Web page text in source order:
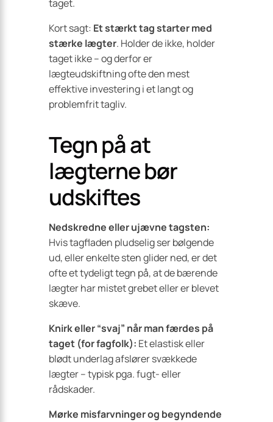
taget.
Kort sagt: Et stærkt tag starter med
stærke lægter. Holder de ikke, holder
taget ikke – og derfor er
lægteudskiftning ofte den mest
effektive investering i et langt og
problemfrit tagliv.
Tegn på at
lægterne bør
udskiftes
Nedskredne eller ujævne tagsten:
Hvis ​tagfladen pludselig ser bølgende
ud, eller enkelte sten glider ned, er det
ofte et tydeligt tegn på, at de bærende
lægter har mistet grebet eller er blevet
skæve.
Knirk eller “svaj” når man færdes på
taget (for fagfolk): Et elastisk eller
blødt underlag afslører svækkede
lægter – typisk pga. fugt- eller
rådskader.
Mørke misfarvninger og begyndende